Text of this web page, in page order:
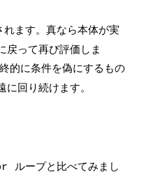
れます。真なら本体が実
戻って再び評価しま
的に条件を偽にするもの
回り続けます。
ループと比べてみまし